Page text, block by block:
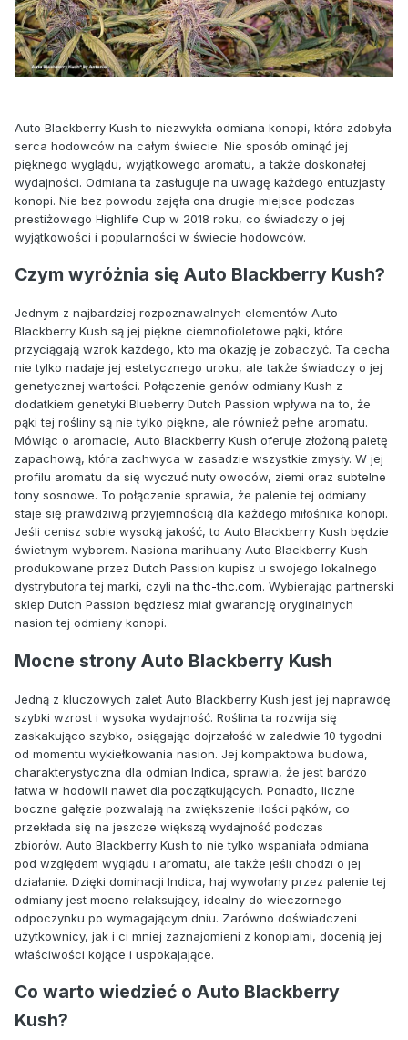
Auto Blackberry Kush to niezwykła odmiana konopi, która zdobyła
serca hodowców na całym świecie. Nie sposób ominąć jej
pięknego wyglądu, wyjątkowego aromatu, a także doskonałej
wydajności. Odmiana ta zasługuje na uwagę każdego entuzjasty
konopi. Nie bez powodu zajęła ona drugie miejsce podczas
prestiżowego Highlife Cup w 2018 roku, co świadczy o jej
wyjątkowości i popularności w świecie hodowców.
Czym wyróżnia się Auto Blackberry Kush?
Jednym z najbardziej rozpoznawalnych elementów Auto
Blackberry Kush są jej piękne ciemnofioletowe pąki, które
przyciągają wzrok każdego, kto ma okazję je zobaczyć. Ta cecha
nie tylko nadaje jej estetycznego uroku, ale także świadczy o jej
genetycznej wartości. Połączenie genów odmiany Kush z
dodatkiem genetyki Blueberry Dutch Passion wpływa na to, że
pąki tej rośliny są nie tylko piękne, ale również pełne aromatu.
Mówiąc o aromacie, Auto Blackberry Kush oferuje złożoną paletę
zapachową, która zachwyca w zasadzie wszystkie zmysły. W jej
profilu aromatu da się wyczuć nuty owoców, ziemi oraz subtelne
tony sosnowe. To połączenie sprawia, że palenie tej odmiany
staje się prawdziwą przyjemnością dla każdego miłośnika konopi.
Jeśli cenisz sobie wysoką jakość, to Auto Blackberry Kush będzie
świetnym wyborem. Nasiona marihuany Auto Blackberry Kush
produkowane przez Dutch Passion kupisz u swojego lokalnego
dystrybutora tej marki, czyli nathc-thc.com. Wybierając partnerski
sklep Dutch Passion będziesz miał gwarancję oryginalnych
nasion tej odmiany konopi.
Mocne strony Auto Blackberry Kush
Jedną z kluczowych zalet Auto Blackberry Kush jest jej naprawdę
szybki wzrost i wysoka wydajność. Roślina ta rozwija się
zaskakująco szybko, osiągając dojrzałość w zaledwie 10 tygodni
od momentu wykiełkowania nasion. Jej kompaktowa budowa,
charakterystyczna dla odmian Indica, sprawia, że jest bardzo
łatwa w hodowli nawet dla początkujących. Ponadto, liczne
boczne gałęzie pozwalają na zwiększenie ilości pąków, co
przekłada się na jeszcze większą wydajność podczas
zbiorów. Auto Blackberry Kush to nie tylko wspaniała odmiana
pod względem wyglądu i aromatu, ale także jeśli chodzi o jej
działanie. Dzięki dominacji Indica, haj wywołany przez palenie tej
odmiany jest mocno relaksujący, idealny do wieczornego
odpoczynku po wymagającym dniu. Zarówno doświadczeni
użytkownicy, jak i ci mniej zaznajomieni z konopiami, docenią jej
właściwości kojące i uspokajające.
Co warto wiedzieć o Auto Blackberry
Kush?